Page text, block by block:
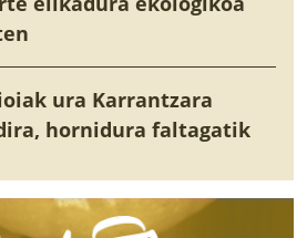
ura Karrantzara
hornidura faltagatik